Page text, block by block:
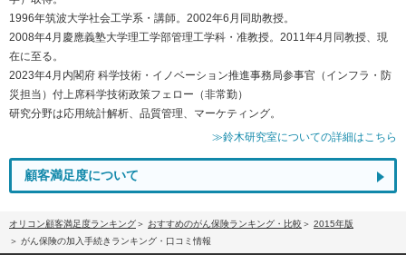
1996年筑波大学社会工学系・講師。2002年6月同助教授。
2008年4月慶應義塾大学理工学部管理工学科・准教授。2011年4月同教授、現
在に至る。
2023年4月内閣府 科学技術・イノベーション推進事務局参事官（インフラ・防
災担当）付上席科学技術政策フェロー（非常勤）
研究分野は応用統計解析、品質管理、マーケティング。
≫鈴木研究室についての詳細はこちら
顧客満足度について
オリコン顧客満足度ランキング おすすめのがん保険ランキング・比較
2015年版
がん保険の加入手続きランキング・口コミ情報